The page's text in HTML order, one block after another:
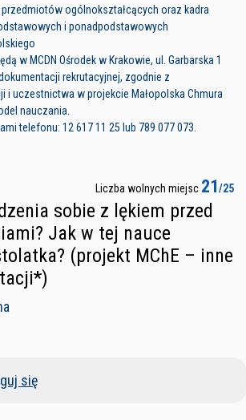
ogólnokształcących oraz kadra
i ponadpodstawowych
w MCDN Ośrodek w Krakowie, ul. Garbarska 1
rekrutacyjnej, zgodnie z
i uczestnictwa w projekcie Małopolska Chmura
nauczania.
telefonu: 12 617 11 25 lub 789 077 073.
Liczba wolnych miejsc 21/25
sobie z lękiem przed
Jak w tej nauce
(projekt MChE – inne
się